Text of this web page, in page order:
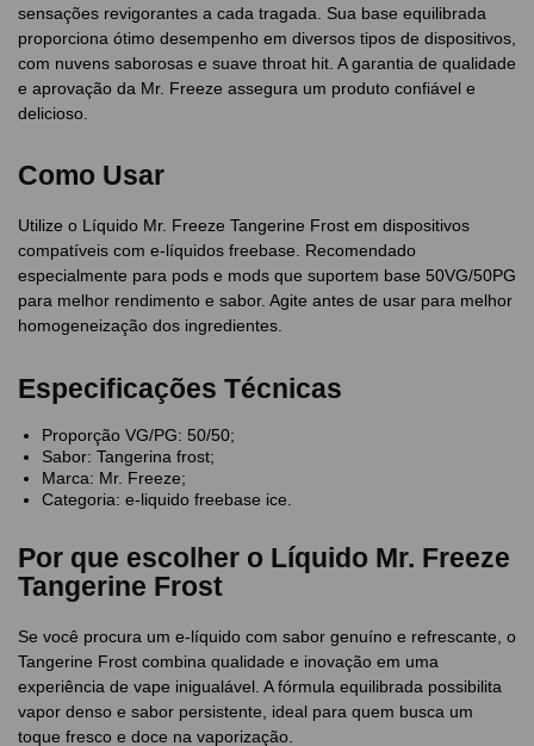
sensações revigorantes a cada tragada. Sua base equilibrada
proporciona ótimo desempenho em diversos tipos de dispositivos,
com nuvens saborosas e suave throat hit. A garantia de qualidade
e aprovação da Mr. Freeze assegura um produto confiável e
delicioso.
Como Usar
Utilize o Líquido Mr. Freeze Tangerine Frost em dispositivos
compatíveis com e-líquidos freebase. Recomendado
especialmente para pods e mods que suportem base 50VG/50PG
para melhor rendimento e sabor. Agite antes de usar para melhor
homogeneização dos ingredientes.
Especificações Técnicas
Proporção VG/PG: 50/50;
Sabor: Tangerina frost;
Marca: Mr. Freeze;
Categoria: e-liquido freebase ice.
Por que escolher o Líquido Mr. Freeze
Tangerine Frost
Se você procura um e-líquido com sabor genuíno e refrescante, o
Tangerine Frost combina qualidade e inovação em uma
experiência de vape inigualável. A fórmula equilibrada possibilita
vapor denso e sabor persistente, ideal para quem busca um
toque fresco e doce na vaporização.